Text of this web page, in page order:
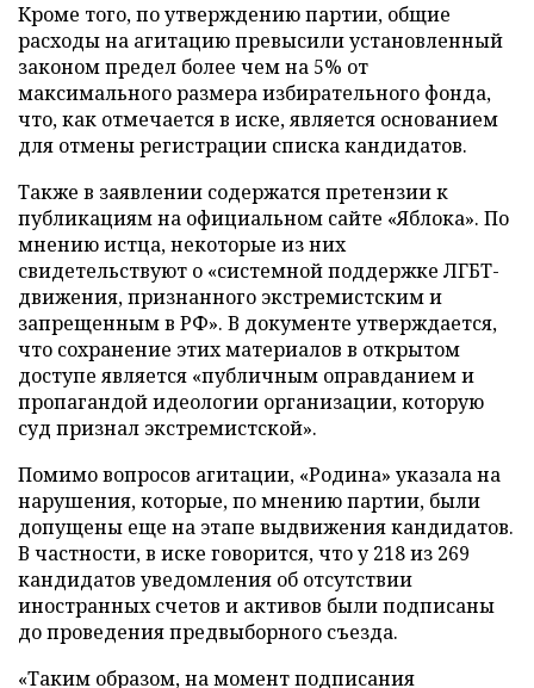
Кроме того, по утверждению партии, общие
расходы на агитацию превысили установленный
законом предел более чем на 5% от
максимального размера избирательного фонда,
что, как отмечается в иске, является основанием
для отмены регистрации списка кандидатов.
Также в заявлении содержатся претензии к
публикациям на официальном сайте «Яблока». По
мнению истца, некоторые из них
свидетельствуют о «системной поддержке ЛГБТ-
движения, признанного экстремистским и
запрещенным в РФ». В документе утверждается,
что сохранение этих материалов в открытом
доступе является «публичным оправданием и
пропагандой идеологии организации, которую
суд признал экстремистской».
Помимо вопросов агитации, «Родина» указала на
нарушения, которые, по мнению партии, были
допущены еще на этапе выдвижения кандидатов.
В частности, в иске говорится, что у 218 из 269
кандидатов уведомления об отсутствии
иностранных счетов и активов были подписаны
до проведения предвыборного съезда.
«Таким образом, на момент подписания